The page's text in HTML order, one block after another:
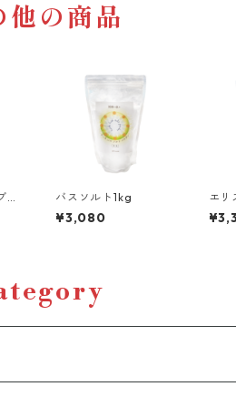
他の商品
バスソルト1kg
¥3,080
エリ
き粉)